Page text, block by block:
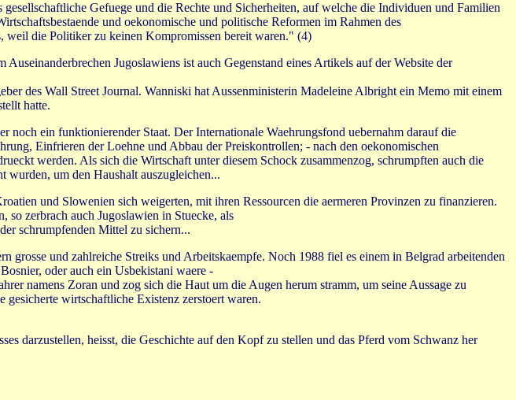
Gefuege und die Rechte und Sicherheiten, auf welche die Individuen und Familien
und oekonomische und politische Reformen im Rahmen des
weil die Politiker zu keinen Kompromissen bereit waren." (4)
Jugoslawiens ist auch Gegenstand eines Artikels auf der Website der
des Wall Street Journal. Wanniski hat Aussenministerin Madeleine Albright ein Memo mit einem
hatte.
noch ein funktionierender Staat. Der Internationale Waehrungsfond uebernahm darauf die
Einfrieren der Loehne und Abbau der Preiskontrollen; - nach den oekonomischen
werden. Als sich die Wirtschaft unter diesem Schock zusammenzog, schrumpften auch die
wurden, um den Haushalt auszugleichen...
und Slowenien sich weigerten, mit ihren Ressourcen die aermeren Provinzen zu finanzieren.
zerbrach auch Jugoslawien in Stuecke, als
schrumpfenden Mittel zu sichern...
und zahlreiche Streiks und Arbeitskaempfe. Noch 1988 fiel es einem in Belgrad arbeitenden
oder auch ein Usbekistani waere -
namens Zoran und zog sich die Haut um die Augen herum stramm, um seine Aussage zu
gesicherte wirtschaftliche Existenz zerstoert waren.
darzustellen, heisst, die Geschichte auf den Kopf zu stellen und das Pferd vom Schwanz her